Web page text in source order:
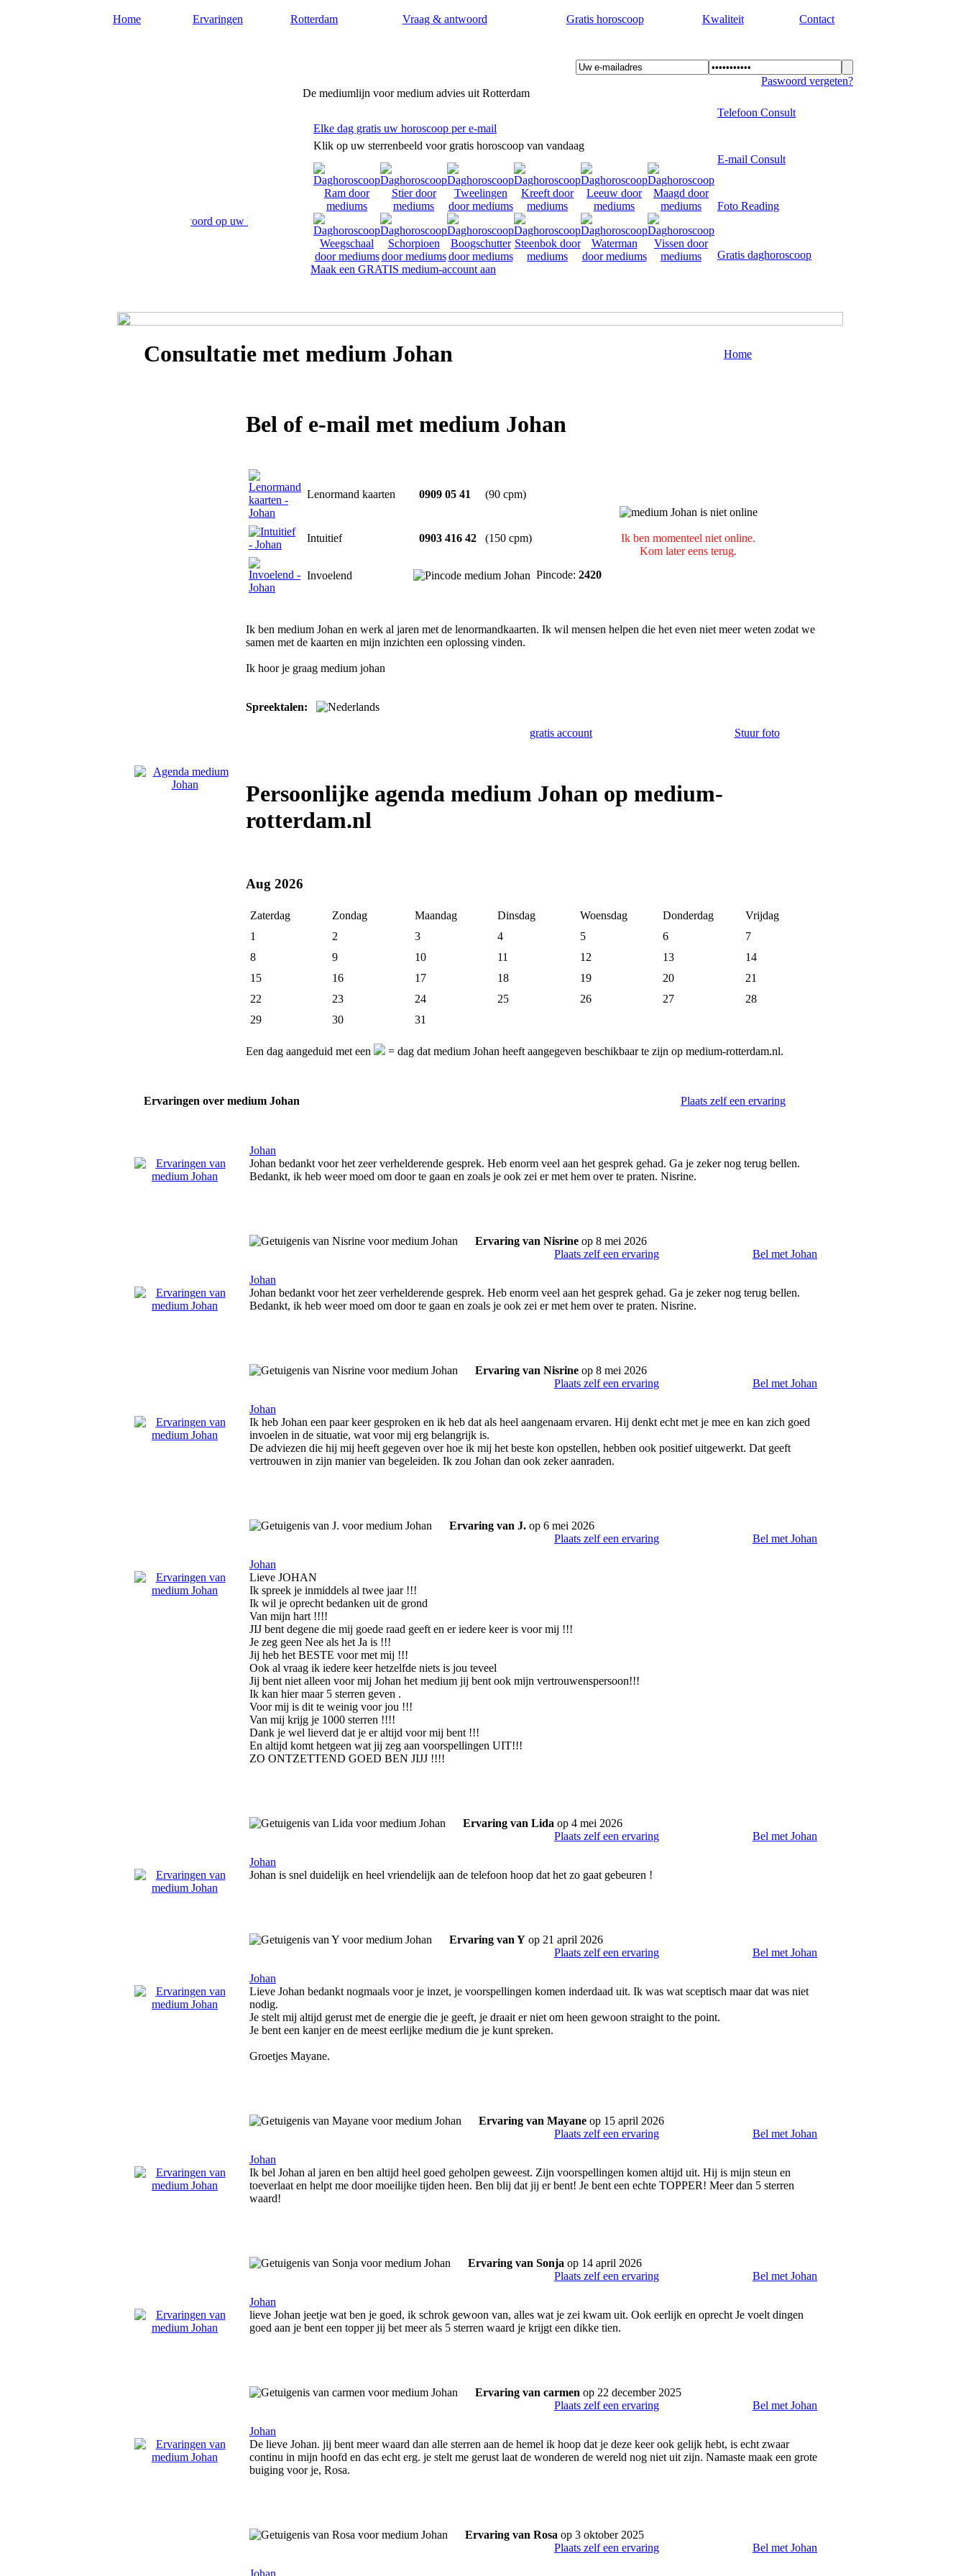
Home Ervaringen Rotterdam Vraag & antwoord Gratis horoscoop Kwaliteit Contact
De mediumlijn voor medium advies uit Rotterdam
Paswoord vergeten?
paranormaal advies en antwoord op uw levensvragen.
Elke dag gratis uw horoscoop per e-mail
Klik op uw sterrenbeeld voor gratis horoscoop van vandaag
Maak een GRATIS medium-account aan
Telefoon Consult
E-mail Consult
Foto Reading
Gratis daghoroscoop
Consultatie met medium Johan Home
Bel of e-mail met medium Johan
Lenormand kaarten 0909 05 41 (90 cpm)
Ik ben momenteel niet online.
Kom later eens terug.
Intuitief 0903 416 42 (150 cpm)
Invoelend Pincode: 2420
Ik ben medium Johan en werk al jaren met de lenormandkaarten. Ik wil mensen helpen die het even niet meer weten zodat we
samen met de kaarten en mijn inzichten een oplossing vinden.
Ik hoor je graag medium johan
Spreektalen:
gratis account Stuur foto
Persoonlijke agenda medium Johan op medium-
rotterdam.nl
Aug 2026
Zaterdag Zondag Maandag Dinsdag Woensdag Donderdag
Vrijdag
1
2 3 4 5 6
7
8
9 10 11 12 13
14
15
16 17 18 19 20
21
22
23 24 25 26 27
28
29
30 31
Een dag aangeduid met een = dag dat medium Johan heeft aangegeven beschikbaar te zijn op medium-rotterdam.nl.
Ervaringen over medium Johan Plaats zelf een ervaring
Johan
Johan bedankt voor het zeer verhelderende gesprek. Heb enorm veel aan het gesprek gehad. Ga je zeker nog terug bellen.
Bedankt, ik heb weer moed om door te gaan en zoals je ook zei er met hem over te praten. Nisrine.
Ervaring van Nisrine op 8 mei 2026
Plaats zelf een ervaring
Bel met Johan
Johan
Johan bedankt voor het zeer verhelderende gesprek. Heb enorm veel aan het gesprek gehad. Ga je zeker nog terug bellen.
Bedankt, ik heb weer moed om door te gaan en zoals je ook zei er met hem over te praten. Nisrine.
Ervaring van Nisrine op 8 mei 2026
Plaats zelf een ervaring
Bel met Johan
Johan
Ik heb Johan een paar keer gesproken en ik heb dat als heel aangenaam ervaren. Hij denkt echt met je mee en kan zich goed
invoelen in de situatie, wat voor mij erg belangrijk is.
De adviezen die hij mij heeft gegeven over hoe ik mij het beste kon opstellen, hebben ook positief uitgewerkt. Dat geeft
vertrouwen in zijn manier van begeleiden. Ik zou Johan dan ook zeker aanraden.
Ervaring van J. op 6 mei 2026
Plaats zelf een ervaring
Bel met Johan
Johan
Lieve JOHAN
Ik spreek je inmiddels al twee jaar !!!
Ik wil je oprecht bedanken uit de grond
Van mijn hart !!!!
JIJ bent degene die mij goede raad geeft en er iedere keer is voor mij !!!
Je zeg geen Nee als het Ja is !!!
Jij heb het BESTE voor met mij !!!
Ook al vraag ik iedere keer hetzelfde niets is jou teveel
Jij bent niet alleen voor mij Johan het medium jij bent ook mijn vertrouwenspersoon!!!
Ik kan hier maar 5 sterren geven .
Voor mij is dit te weinig voor jou !!!
Van mij krijg je 1000 sterren !!!!
Dank je wel lieverd dat je er altijd voor mij bent !!!
En altijd komt hetgeen wat jij zeg aan voorspellingen UIT!!!
ZO ONTZETTEND GOED BEN JIJJ !!!!
Ervaring van Lida op 4 mei 2026
Plaats zelf een ervaring
Bel met Johan
Johan
Johan is snel duidelijk en heel vriendelijk aan de telefoon hoop dat het zo gaat gebeuren !
Ervaring van Y op 21 april 2026
Plaats zelf een ervaring
Bel met Johan
Johan
Lieve Johan bedankt nogmaals voor je inzet, je voorspellingen komen inderdaad uit. Ik was wat sceptisch maar dat was niet
nodig.
Je stelt mij altijd gerust met de energie die je geeft, je draait er niet om heen gewoon straight to the point.
Je bent een kanjer en de meest eerlijke medium die je kunt spreken.
Groetjes Mayane.
Ervaring van Mayane op 15 april 2026
Plaats zelf een ervaring
Bel met Johan
Johan
Ik bel Johan al jaren en ben altijd heel goed geholpen geweest. Zijn voorspellingen komen altijd uit. Hij is mijn steun en
toeverlaat en helpt me door moeilijke tijden heen. Ben blij dat jij er bent! Je bent een echte TOPPER! Meer dan 5 sterren
waard!
Ervaring van Sonja op 14 april 2026
Plaats zelf een ervaring
Bel met Johan
Johan
lieve Johan jeetje wat ben je goed, ik schrok gewoon van, alles wat je zei kwam uit. Ook eerlijk en oprecht Je voelt dingen
goed aan je bent een topper jij bet meer als 5 sterren waard je krijgt een dikke tien.
Ervaring van carmen op 22 december 2025
Plaats zelf een ervaring
Bel met Johan
Johan
De lieve Johan. jij bent meer waard dan alle sterren aan de hemel ik hoop dat je deze keer ook gelijk hebt, is echt zwaar
continu in mijn hoofd en das echt erg. je stelt me gerust laat de wonderen de wereld nog niet uit zijn. Namaste maak een grote
buiging voor je, Rosa.
Ervaring van Rosa op 3 oktober 2025
Plaats zelf een ervaring
Bel met Johan
Johan